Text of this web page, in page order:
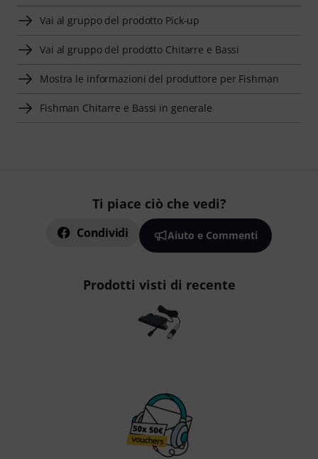
Vai al gruppo del prodotto Pick-up
Vai al gruppo del prodotto Chitarre e Bassi
Mostra le informazioni del produttore per Fishman
Fishman Chitarre e Bassi in generale
Ti piace ciò che vedi?
Condividi Aiuto e Commenti
Prodotti visti di recente